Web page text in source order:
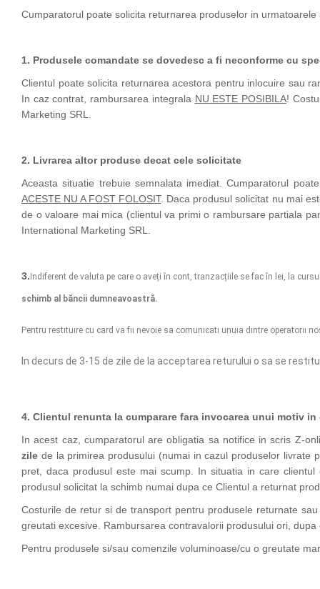
Cumparatorul poate solicita returnarea produselor in urmatoarele
1. Produsele comandate se dovedesc a fi neconforme cu
Clientul poate solicita returnarea acestora pentru inlocuire sau
In caz contrat, rambursarea integrala NU ESTE POSIBILA!
Marketing SRL.
2. Livrarea altor produse decat cele solicitate
Aceasta situatie trebuie semnalata imediat. Cumparatorul
ACESTE NU A FOST FOLOSIT. Daca produsul solicitat nu mai
de o valoare mai mica (clientul va primi o rambursare partiala
International Marketing SRL.
3. Indiferent de valuta pe care o aveți în cont, tranzacțiile se fac în lei, la
schimb al băncii dumneavoastră.
Pentru restıtuıre cu card va fıı nevoıe sa comunıcatı unuıa dıntre operatorıı
In decurs de 3-15 de zile de la acceptarea returului o sa se
4. Clientul renunta la cumparare fara invocarea unui motiv
In acest caz, cumparatorul are obligatia sa notifice in scris Z-
zile de la primirea produsului (numai in cazul produselor livrate
pret, daca produsul este mai scump. In situatia in care
produsul solicitat la schimb numai dupa ce Clientul a returnat
Costurile de retur si de transport pentru produsele returnate
greutati excesive. Rambursarea contravalorii produsului ori,
Pentru produsele si/sau comenzile voluminoase/cu o greutate